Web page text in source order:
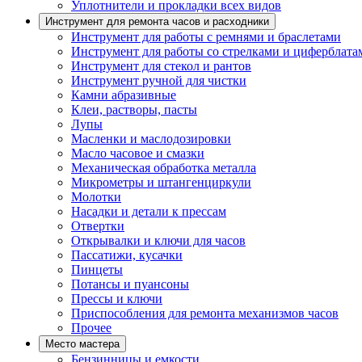
Уплотнители и прокладки всех видов
Инструмент для ремонта часов и расходники
Инструмент для работы с ремнями и браслетами
Инструмент для работы со стрелками и
Инструмент для стекол и рантов
Инструмент ручной для чистки
Камни абразивные
Клеи, растворы, пасты
Лупы
Масленки и маслодозировки
Масло часовое и смазки
Механическая обработка металла
Микрометры и штангенциркули
Молотки
Насадки и детали к прессам
Отвертки
Открывалки и ключи для часов
Пассатижи, кусачки
Пинцеты
Потансы и пуансоны
Прессы и ключи
Приспособления для ремонта механизмов часов
Прочее
Место мастера
Бензинницы и емкости